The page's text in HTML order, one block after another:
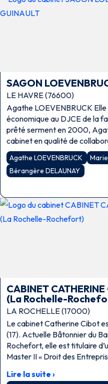
SAGON
LE HAVRE (76600)
Agathe LOEVENBRUCK
économique au DJCE de la
prêté serment en 2000,
cabinet en qualité de
est intégrée comme […]
Agathe LOEVENBRUCK
Marie
Bérangère DELAUNAY
CABINET
(La Rochelle-
LA ROCHELLE (17000)
Le cabinet Catherine Cibot
(17). Actuelle Bâtonnier du
Rochefort, elle est titulaire
Master II « Droit des
Lire la suite ›